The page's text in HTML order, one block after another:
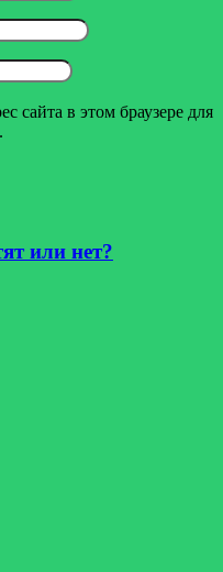
сайта в этом браузере для
или нет?